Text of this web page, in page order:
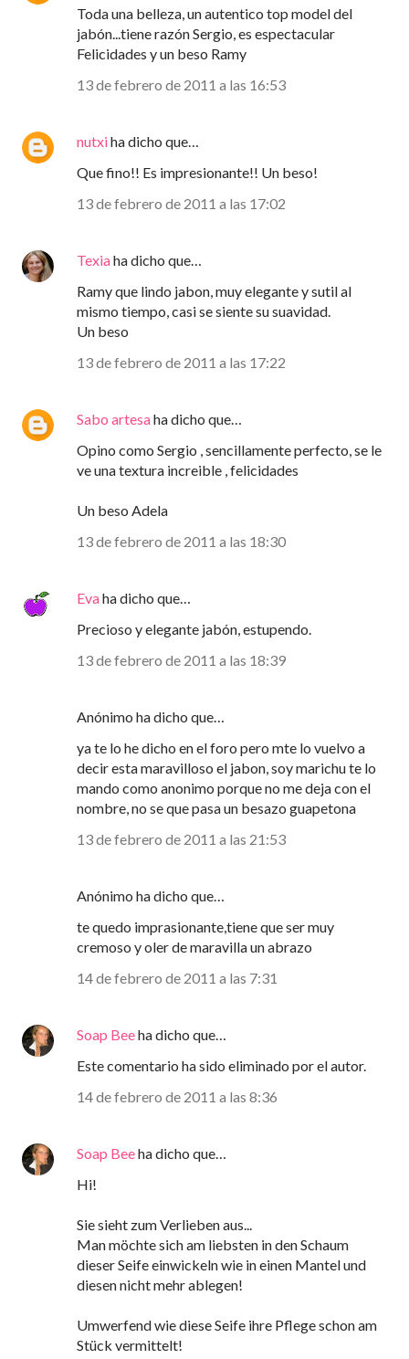
Toda una belleza, un autentico top model del
jabón...tiene razón Sergio, es espectacular
Felicidades y un beso Ramy
13 de febrero de 2011 a las 16:53
nutxiha dicho que…
Que fino!! Es impresionante!! Un beso!
13 de febrero de 2011 a las 17:02
Texiaha dicho que…
Ramy que lindo jabon, muy elegante y sutil al
mismo tiempo, casi se siente su suavidad.
Un beso
13 de febrero de 2011 a las 17:22
Sabo artesaha dicho que…
Opino como Sergio , sencillamente perfecto, se le
ve una textura increible , felicidades
Un beso Adela
13 de febrero de 2011 a las 18:30
Evaha dicho que…
Precioso y elegante jabón, estupendo.
13 de febrero de 2011 a las 18:39
Anónimo ha dicho que…
ya te lo he dicho en el foro pero mte lo vuelvo a
decir esta maravilloso el jabon, soy marichu te lo
mando como anonimo porque no me deja con el
nombre, no se que pasa un besazo guapetona
13 de febrero de 2011 a las 21:53
Anónimo ha dicho que…
te quedo imprasionante,tiene que ser muy
cremoso y oler de maravilla un abrazo
14 de febrero de 2011 a las 7:31
Soap Beeha dicho que…
Este comentario ha sido eliminado por el autor.
14 de febrero de 2011 a las 8:36
Soap Beeha dicho que…
Hi!
Sie sieht zum Verlieben aus...
Man möchte sich am liebsten in den Schaum
dieser Seife einwickeln wie in einen Mantel und
diesen nicht mehr ablegen!
Umwerfend wie diese Seife ihre Pflege schon am
Stück vermittelt!